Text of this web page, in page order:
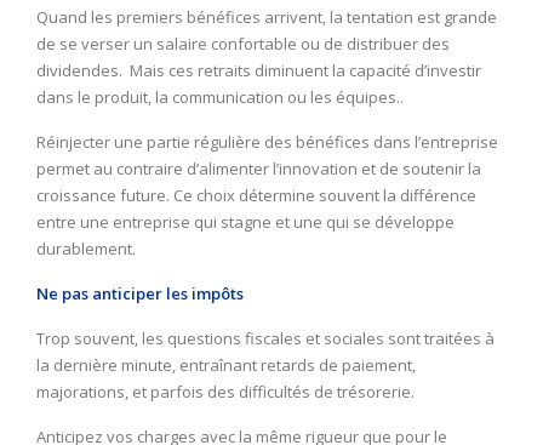
Quand les premiers bénéfices arrivent, la tentation est grande
de se verser un salaire confortable ou de distribuer des
dividendes. Mais ces retraits diminuent la capacité d’investir
dans le produit, la communication ou les équipes..
Réinjecter une partie régulière des bénéfices dans l’entreprise
permet au contraire d’alimenter l’innovation et de soutenir la
croissance future. Ce choix détermine souvent la différence
entre une entreprise qui stagne et une qui se développe
durablement.
Ne pas anticiper les impôts
Trop souvent, les questions fiscales et sociales sont traitées à
la dernière minute, entraînant retards de paiement,
majorations, et parfois des difficultés de trésorerie.
Anticipez vos charges avec la même rigueur que pour le